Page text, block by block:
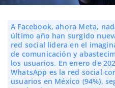
A Facebook, ahora Meta,
último año han surgido
red social lidera en el
de comunicación y
los usuarios. En enero de
WhatsApp es la red social
usuarios en México (94%),